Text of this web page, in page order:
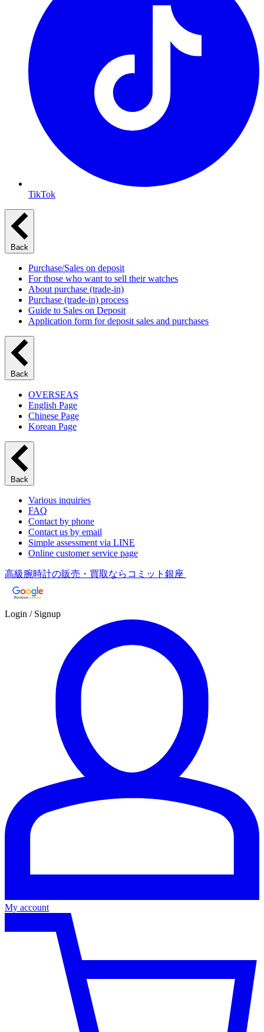
TikTok
Back
Purchase/Sales on deposit
For those who want to sell their watches
About purchase (trade-in)
Purchase (trade-in) process
Guide to Sales on Deposit
Application form for deposit sales and purchases
Back
OVERSEAS
English Page
Chinese Page
Korean Page
Back
Various inquiries
FAQ
Contact by phone
Contact us by email
Simple assessment via LINE
Online customer service page
高級腕時計の販売・買取ならコミット銀座
Login / Signup
My account